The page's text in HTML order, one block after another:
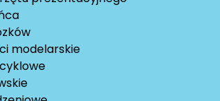
modelarskie